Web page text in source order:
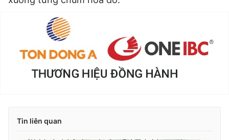
Tin liên quan